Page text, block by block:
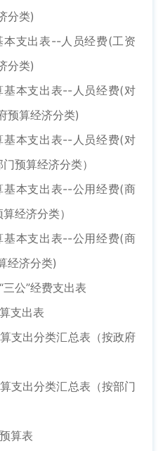
分类)
支出表--人员经费(工资
分类)
本支出表--人员经费(对
预算经济分类)
本支出表--人员经费(对
预算经济分类）
本支出表--公用经费(商
经济分类）
本支出表--公用经费(商
经济分类)
公”经费支出表
支出表
出分类汇总表（按政府
出分类汇总表（按部门
算表